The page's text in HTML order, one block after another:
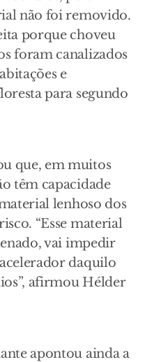
não foi removido.
porque choveu
foram canalizados
e
para segundo
que, em muitos
têm capacidade
lenhoso dos
“Esse material
vai impedir
daquilo
afirmou Hélder
apontou ainda a